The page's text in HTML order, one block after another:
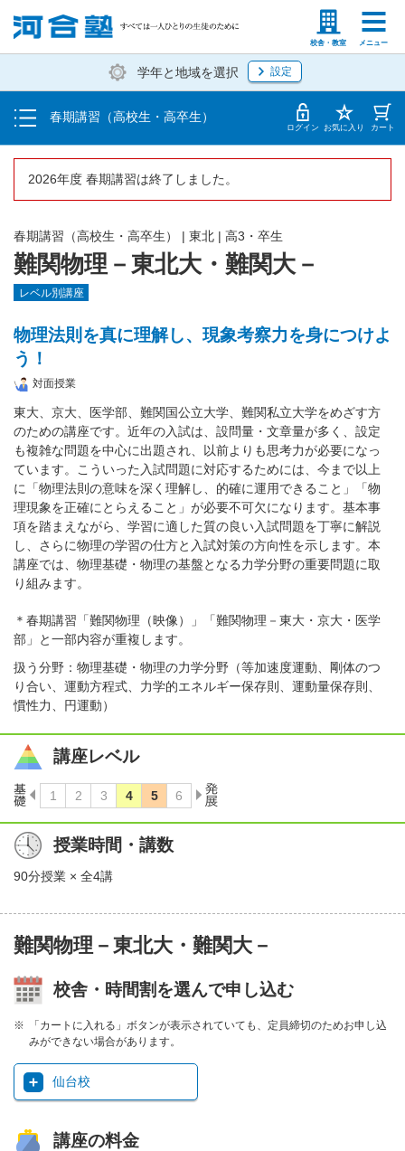
校舎・教室 メニュー
塾生の方 高等学校の先生
学年と地域を選択 設定
春期講習（高校生・高卒生）
受講料・お申し込み方法
受講開始までの流れ
校舎・教室一覧 ログイン お気に入り カート
2026年度 春期講習は終了しました。
難関物理－東北大・難関大－
春期講習（高校生・高卒生） | 東北 | 高3・卒生
レベル別講座
物理法則を真に理解し、現象考察力を身につけよ
う！
対面授業
東大、京大、医学部、難関国公立大学、難関私立大学をめざす方
のための講座です。近年の入試は、設問量・文章量が多く、設定
も複雑な問題を中心に出題され、以前よりも思考力が必要になっ
ています。こういった入試問題に対応するためには、今まで以上
に「物理法則の意味を深く理解し、的確に運用できること」「物
理現象を正確にとらえること」が必要不可欠になります。基本事
項を踏まえながら、学習に適した質の良い入試問題を丁寧に解説
し、さらに物理の学習の仕方と入試対策の方向性を示します。本
講座では、物理基礎・物理の基盤となる力学分野の重要問題に取
り組みます。
＊春期講習「難関物理（映像）」「難関物理－東大・京大・医学
部」と一部内容が重複します。
扱う分野：物理基礎・物理の力学分野（等加速度運動、剛体のつ
り合い、運動方程式、力学的エネルギー保存則、運動量保存則、
慣性力、円運動）
講座レベル
授業時間・講数
90分授業 × 全4講
難関物理－東北大・難関大－
校舎・時間割を選んで申し込む
「カートに入れる」ボタンが表示されていても、定員締切のためお申し込
みができない場合があります。
仙台校
講座の料金